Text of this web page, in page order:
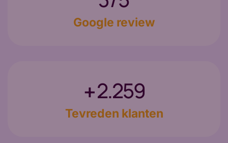
+3.012
Tevreden klanten
Google review